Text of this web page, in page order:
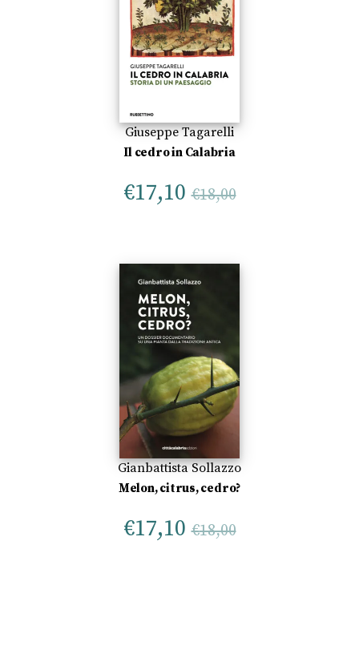
Giuseppe Tagarelli
Il cedro in Calabria
€17,10 €18,00
Gianbattista Sollazzo
Melon, citrus, cedro?
€17,10 €18,00